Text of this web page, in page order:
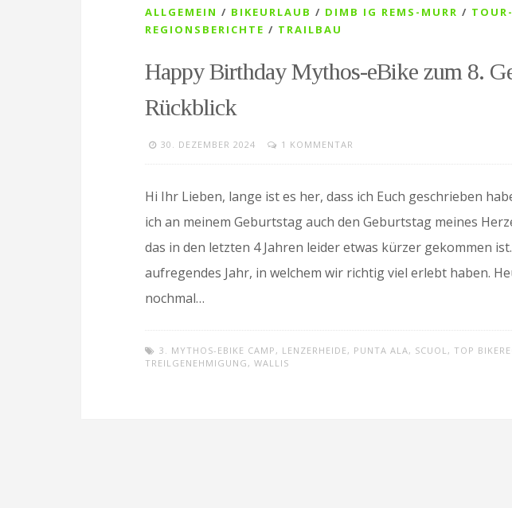
ALLGEMEIN / BIKEURLAUB / DIMB IG REMS-MURR /
REGIONSBERICHTE / TRAILBAU
Happy Birthday Mythos-eBike zum 8.
Rückblick
30. DEZEMBER 2024 1 KOMMENTAR
Hi Ihr Lieben, lange ist es her, dass ich Euch geschrieben
ich an meinem Geburtstag auch den Geburtstag meines
das in den letzten 4 Jahren leider etwas kürzer gekommen
aufregendes Jahr, in welchem wir richtig viel erlebt haben.
nochmal…
3. MYTHOS-EBIKE CAMP , LENZERHEIDE , PUNTA ALA, SCUOL , TOP
TREILGENEHMIGUNG , WALLIS